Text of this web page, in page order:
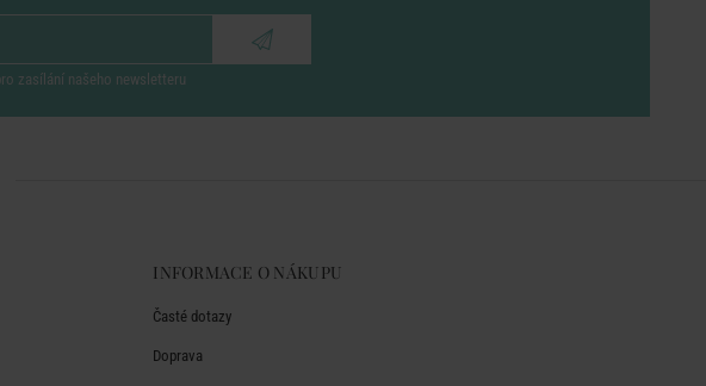
zasílání našeho newsletteru
INFORMACE O NÁKUPU
Časté dotazy
Doprava